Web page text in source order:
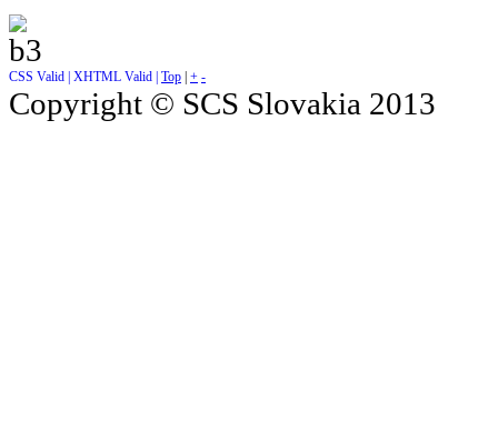
CSS Valid | XHTML Valid | Top + -
Copyright © SCS Slovakia 2013